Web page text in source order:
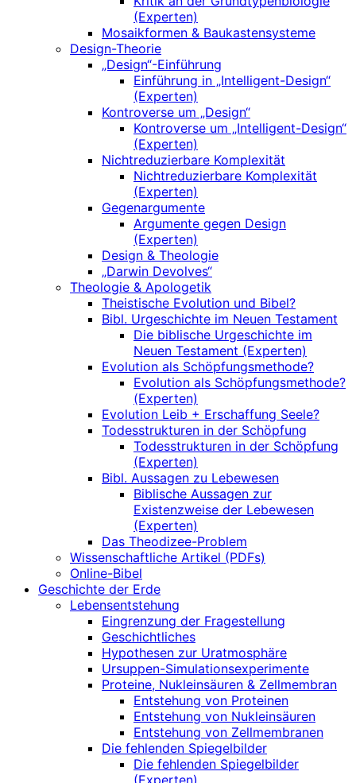
(Experten)
Mosaikformen & Baukastensysteme
Design-Theorie
„Design“-Einführung
Einführung in „Intelligent-Design“
(Experten)
Kontroverse um „Design“
Kontroverse um „Intelligent-Design“
(Experten)
Nichtreduzierbare Komplexität
Nichtreduzierbare Komplexität
(Experten)
Gegenargumente
Argumente gegen Design
(Experten)
Design & Theologie
„Darwin Devolves“
Theologie & Apologetik
Theistische Evolution und Bibel?
Bibl. Urgeschichte im Neuen Testament
Die biblische Urgeschichte im
Neuen Testament (Experten)
Evolution als Schöpfungsmethode?
Evolution als Schöpfungsmethode?
(Experten)
Evolution Leib + Erschaffung Seele?
Todesstrukturen in der Schöpfung
Todesstrukturen in der Schöpfung
(Experten)
Bibl. Aussagen zu Lebewesen
Biblische Aussagen zur
Existenzweise der Lebewesen
(Experten)
Das Theodizee-Problem
Wissenschaftliche Artikel (PDFs)
Online-Bibel
Geschichte der Erde
Lebensentstehung
Eingrenzung der Fragestellung
Geschichtliches
Hypothesen zur Uratmosphäre
Ursuppen-Simulationsexperimente
Proteine, Nukleinsäuren & Zellmembran
Entstehung von Proteinen
Entstehung von Nukleinsäuren
Entstehung von Zellmembranen
Die fehlenden Spiegelbilder
Die fehlenden Spiegelbilder
(Experten)